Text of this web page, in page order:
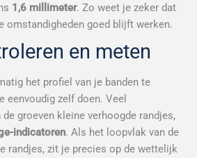
1,6 millimeter. Zo weet je zeker dat
omstandigheden goed blijft werken.
en meten
het profiel van je banden te
eenvoudig zelf doen. Veel
groeven kleine verhoogde randjes,
indicatoren. Als het loopvlak van de
randjes, zit je precies op de wettelijk